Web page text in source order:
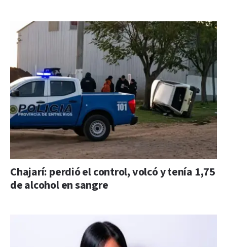
Chajarí: perdió el control, volcó y tenía 1,75
de alcohol en sangre